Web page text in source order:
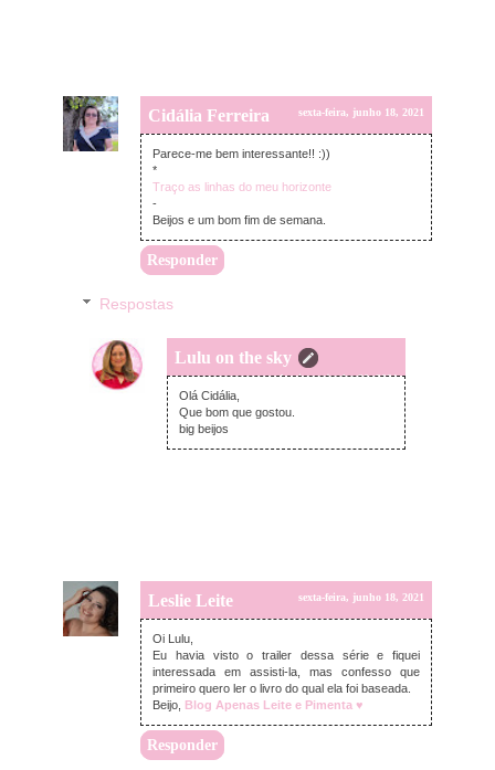
Cidália Ferreira sexta-feira, junho 18, 2021
Parece-me bem interessante!! :))
*
Traço as linhas do meu horizonte
-
Beijos e um bom fim de semana.
Responder
Respostas
Lulu on the sky
domingo, junho 20, 2021
Olá Cidália,
Que bom que gostou.
big beijos
Leslie Leite sexta-feira, junho 18, 2021
Oi Lulu,
Eu havia visto o trailer dessa série e fiquei
interessada em assisti-la, mas confesso que
primeiro quero ler o livro do qual ela foi baseada.
Beijo, Blog Apenas Leite e Pimenta ♥
Responder